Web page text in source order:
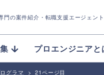
門の案件紹介 ・転職支援エージェン
プロエンジニアと
グラマ > 21ページ目